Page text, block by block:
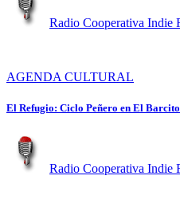
Radio Cooperativa Indie
AGENDA CULTURAL
El Refugio: Ciclo Peñero en El
Radio Cooperativa Indie